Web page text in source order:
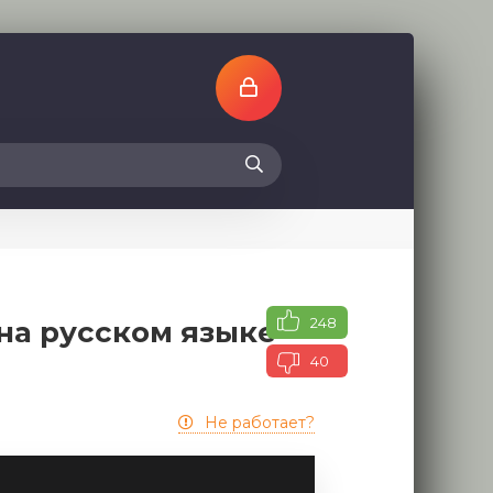
русском языке 248
40
Не работает?